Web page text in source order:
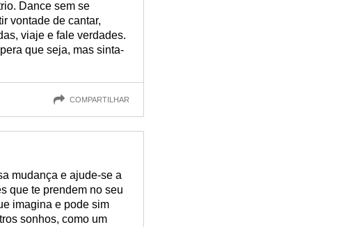
Dance sem se
vontade de cantar,
viaje e fale verdades.
que seja, mas sinta-
COMPARTILHAR
mudança e ajude-se a
que te prendem no seu
imagina e pode sim
sonhos, como um